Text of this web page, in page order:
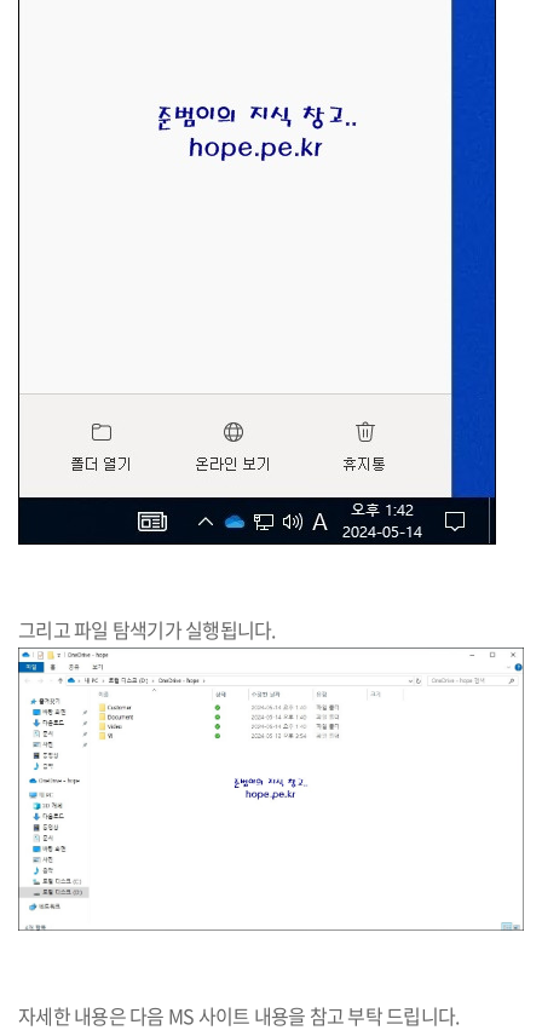
그리고 파일 탐색기가 실행됩니다.
자세한 내용은 다음 MS 사이트 내용을 참고 부탁 드립니다.